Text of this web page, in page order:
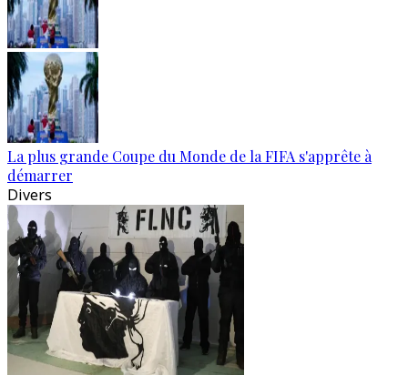
La plus grande Coupe du Monde de la FIFA s'apprête à
démarrer
Divers